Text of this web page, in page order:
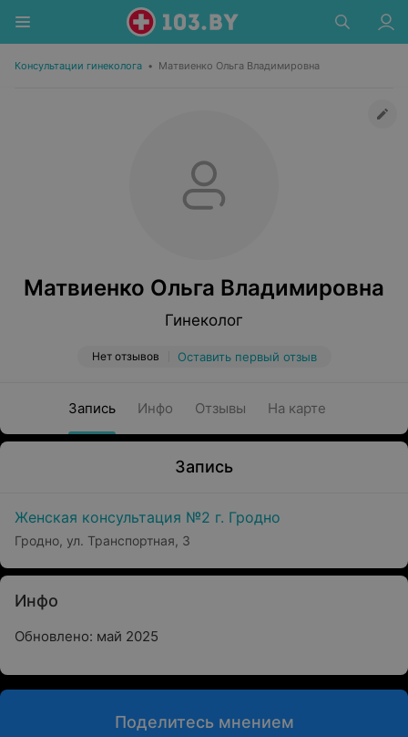
Консультации гинеколога • Матвиенко Ольга Владимировна
Матвиенко Ольга Владимировна
Гинеколог
Нет отзывов Оставить первый отзыв
Запись Инфо Отзывы На карте
Запись
Женская консультация №2 г. Гродно
Гродно, ул. Транспортная, 3
Инфо
Обновлено: май 2025
Поделитесь мнением